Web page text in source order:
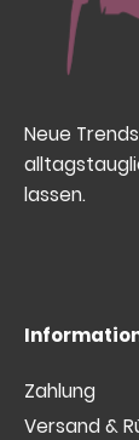
Neue
lassen.
Zahlung
Versand &